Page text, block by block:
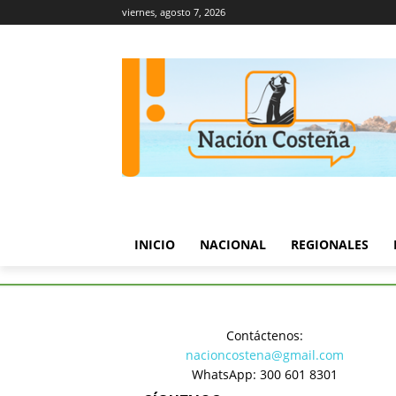
viernes, agosto 7, 2026
INICIO NACIONAL REGIONALES
Política
Petro
Contáctenos:
nacioncostena@gmail.com
WhatsApp: 300 601 8301